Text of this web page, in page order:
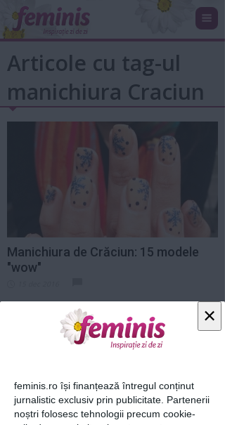
×
feminis.ro își finanțează întregul conținut
jurnalistic exclusiv prin publicitate. Partenerii
noștri folosesc tehnologii precum cookie-
Articole cu tag-ul
manichiura Craciun
Manichiura de Crăciun: 15 modele
"wow"